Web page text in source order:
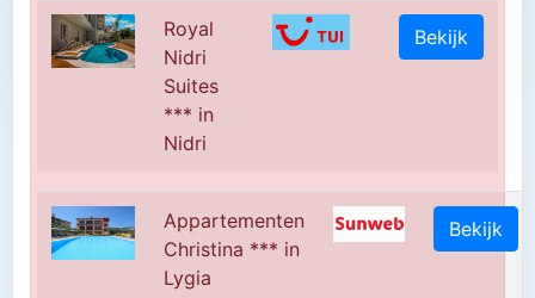
Royal
Nidri
Suites
*** in
Nidri
Bekijk
Appartementen
Christina *** in
Lygia
Bekijk